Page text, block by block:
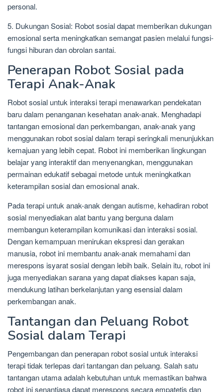
personal.
5. Dukungan Sosial: Robot sosial dapat memberikan dukungan
emosional serta meningkatkan semangat pasien melalui fungsi-
fungsi hiburan dan obrolan santai.
Penerapan Robot Sosial pada
Terapi Anak-Anak
Robot sosial untuk interaksi terapi menawarkan pendekatan
baru dalam penanganan kesehatan anak-anak. Menghadapi
tantangan emosional dan perkembangan, anak-anak yang
menggunakan robot sosial dalam terapi seringkali menunjukkan
kemajuan yang lebih cepat. Robot ini memberikan lingkungan
belajar yang interaktif dan menyenangkan, menggunakan
permainan edukatif sebagai metode untuk meningkatkan
keterampilan sosial dan emosional anak.
Pada terapi untuk anak-anak dengan autisme, kehadiran robot
sosial menyediakan alat bantu yang berguna dalam
membangun keterampilan komunikasi dan interaksi sosial.
Dengan kemampuan menirukan ekspresi dan gerakan
manusia, robot ini membantu anak-anak memahami dan
merespons isyarat sosial dengan lebih baik. Selain itu, robot ini
juga menyediakan sarana yang dapat diakses kapan saja,
mendukung latihan berkelanjutan yang esensial dalam
perkembangan anak.
Tantangan dan Peluang Robot
Sosial dalam Terapi
Pengembangan dan penerapan robot sosial untuk interaksi
terapi tidak terlepas dari tantangan dan peluang. Salah satu
tantangan utama adalah kebutuhan untuk memastikan bahwa
robot ini senantiasa dapat merespons secara empatetis dan